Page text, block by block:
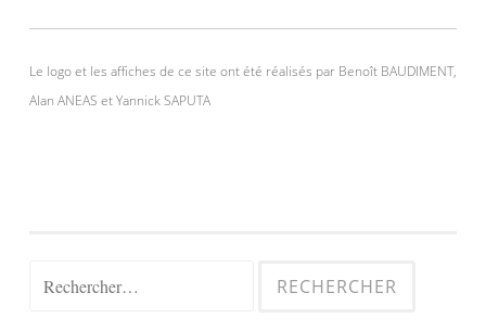
Le logo et les affiches de ce site ont été réalisés par Benoît BAUDIMENT,
Alan ANEAS et Yannick SAPUTA
Rechercher :